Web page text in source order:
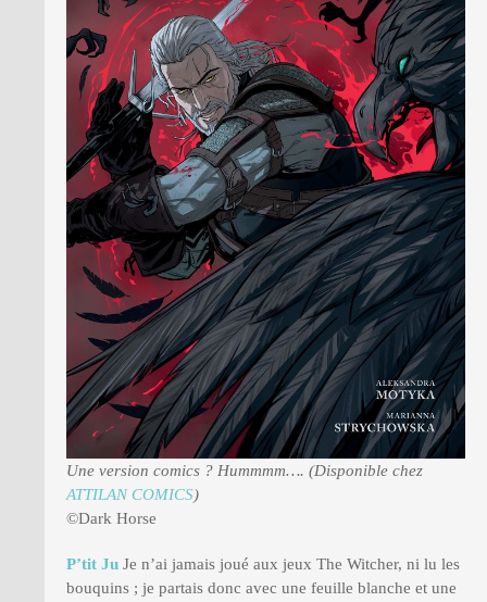
Une version comics ? Hummmm…. (Disponible chez
ATTILAN COMICS)
©Dark Horse
P’tit Ju Je n’ai jamais joué aux jeux The Witcher, ni lu les
bouquins ; je partais donc avec une feuille blanche et une